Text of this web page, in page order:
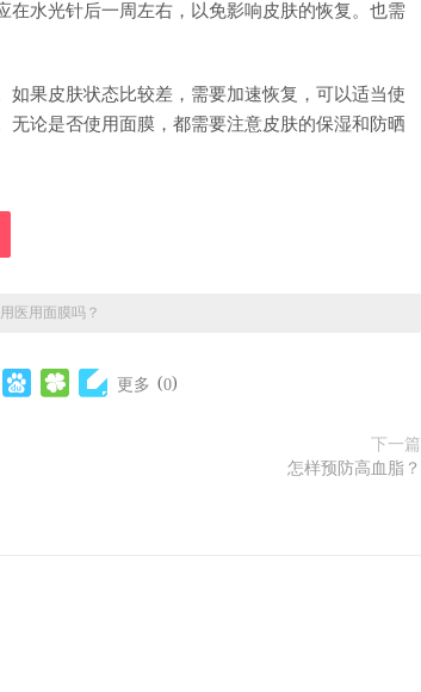
水光针后一周左右，以免影响皮肤的恢复。也需
果皮肤状态比较差，需要加速恢复，可以适当使
论是否使用面膜，都需要注意皮肤的保湿和防晒
医用面膜吗？
更多 (0)
下一篇
怎样预防高血脂？